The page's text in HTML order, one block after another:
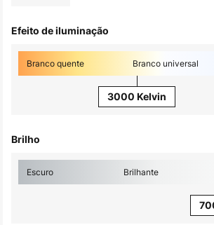
Efeito de iluminação
Branco quente Branco universal
3000 Kelvin
Brilho
Escuro Brilhante